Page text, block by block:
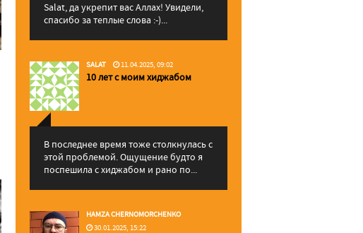
Salat, да укрепит вас Аллаx! Увидели,
спасибо за теплые слова :-)...
SALAT 11.04.2025, 09:02
10 лет с моим хиджабом
В последнее время тоже столкнулась с
этой проблемой. Ощущение будто я
поспешила с хиджабом и рано по...
HAMZA CHERNOMORCHENKO
30.01.2025, 15:22